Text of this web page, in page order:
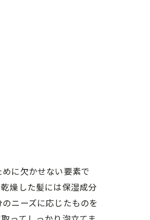
に欠かせない要素で
燥した髪には保湿成分
ニーズに応じたものを